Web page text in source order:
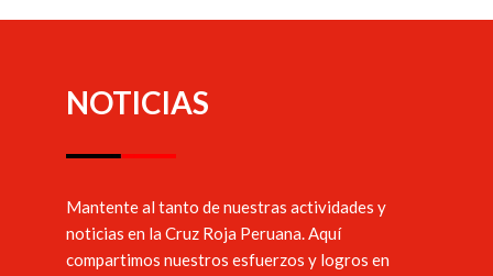
NOTICIAS
Mantente al tanto de nuestras actividades y
noticias en la Cruz Roja Peruana. Aquí
compartimos nuestros esfuerzos y logros en